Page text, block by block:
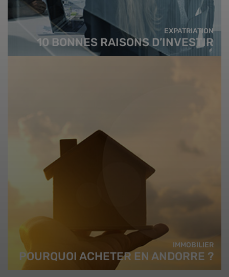
EXPATRIATION
10 BONNES RAISONS D’INVESTIR
IMMOBILIER
POURQUOI ACHETER EN ANDORRE ?